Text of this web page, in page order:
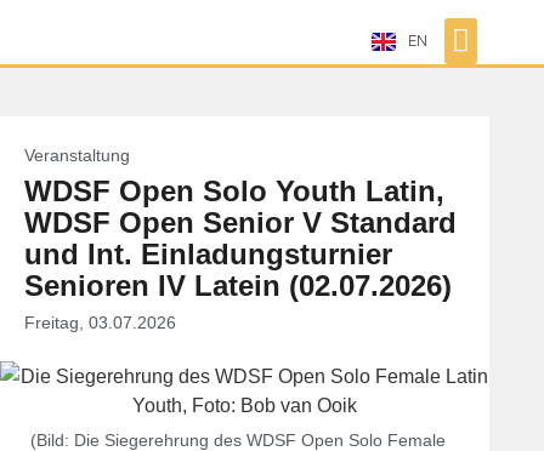
EN
Veranstaltung
WDSF Open Solo Youth Latin,
WDSF Open Senior V Standard
und Int. Einladungsturnier
Senioren IV Latein (02.07.2026)
Freitag, 03.07.2026
(Bild: Die Siegerehrung des WDSF Open Solo Female